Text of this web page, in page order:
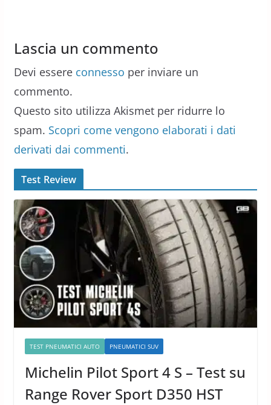
Lascia un commento
Devi essere connesso per inviare un
commento.
Questo sito utilizza Akismet per ridurre lo
spam. Scopri come vengono elaborati i dati
derivati dai commenti.
Test Review
TEST PNEUMATICI AUTO PNEUMATICI SUV
Michelin Pilot Sport 4 S – Test su
Range Rover Sport D350 HST